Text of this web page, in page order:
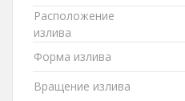
Расположение
излива
Форма излива
Вращение излива